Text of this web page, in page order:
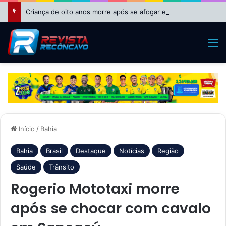
Início / Bahia
Bahia Brasil Destaque Notícias
Região
Saúde
Trânsito
Rogerio Mototaxi morre
após se chocar com cavalo